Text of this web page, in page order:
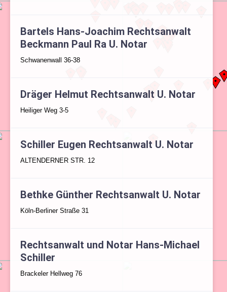
Bartels Hans-Joachim Rechtsanwalt
Beckmann Paul Ra U. Notar
Schwanenwall 36-38
Dräger Helmut Rechtsanwalt U. Notar
Heiliger Weg 3-5
Schiller Eugen Rechtsanwalt U. Notar
ALTENDERNER STR. 12
Bethke Günther Rechtsanwalt U. Notar
Köln-Berliner Straße 31
Rechtsanwalt und Notar Hans-Michael
Schiller
Brackeler Hellweg 76